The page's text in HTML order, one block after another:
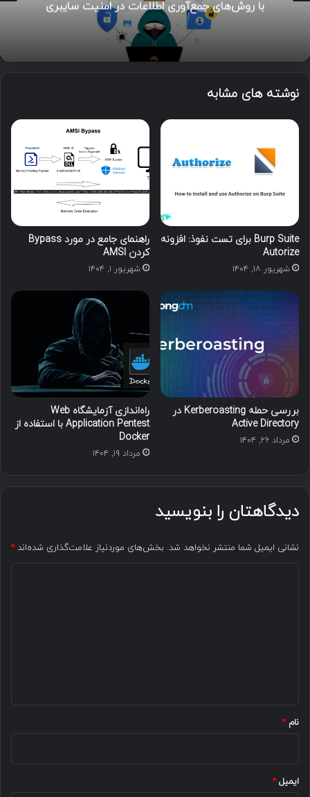
با روش‌های جمع‌آوری اطلاعات در امنیت سایبری
نوشته های مشابه
Burp Suite برای تست نفوذ: افزونه
Autorize
شهریور ۱۸, ۱۴۰۴
راهنمای جامع در مورد Bypass
کردن AMSI
شهریور ۱, ۱۴۰۴
بررسی حمله Kerberoasting در
Active Directory
مرداد ۲۶, ۱۴۰۴
راه‌اندازی آزمایشگاه Web
Application Pentest با استفاده از
Docker
مرداد ۱۹, ۱۴۰۴
دیدگاهتان را بنویسید
نشانی ایمیل شما منتشر نخواهد شد. بخش‌های موردنیاز علامت‌گذاری شده‌اند*
نام*
ایمیل*